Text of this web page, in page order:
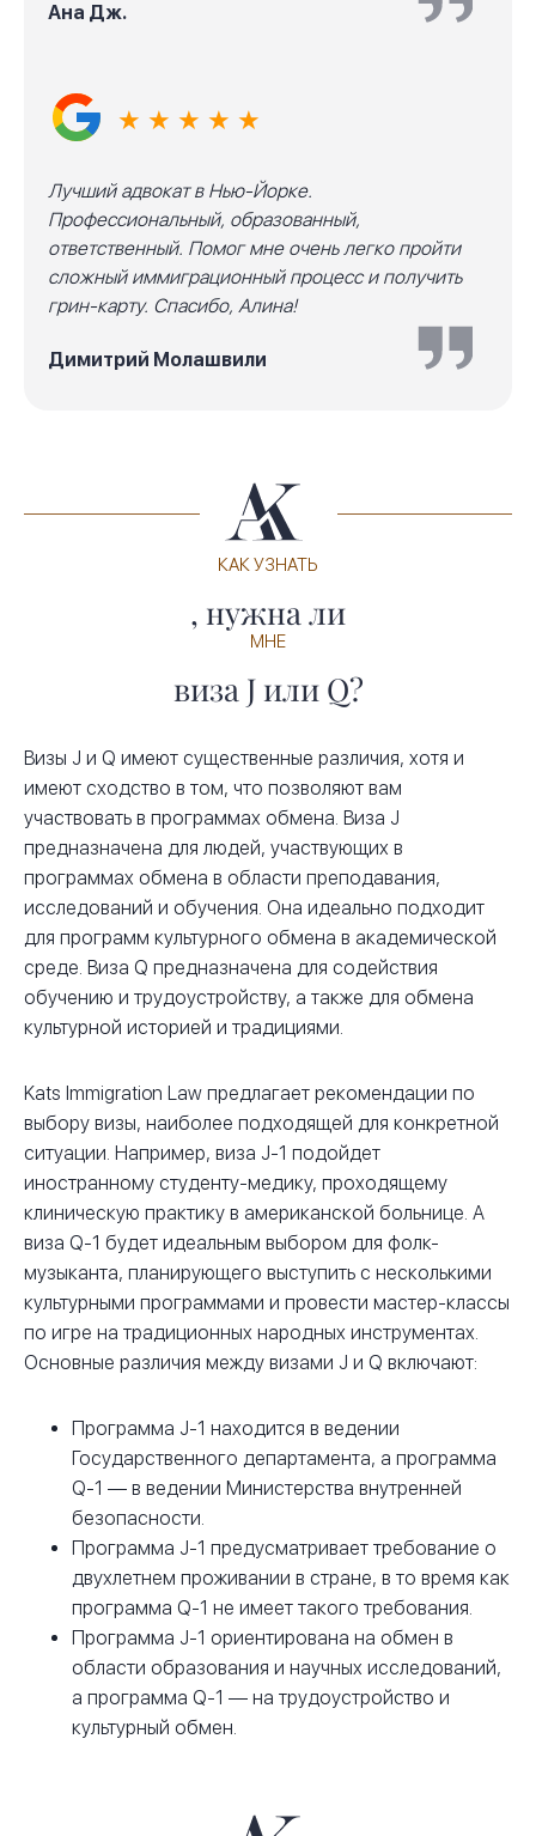
Ана Дж.
★ ★ ★ ★ ★
Лучший адвокат в Нью-Йорке.
Профессиональный, образованный,
ответственный. Помог мне очень легко пройти
сложный иммиграционный процесс и получить
грин-карту. Спасибо, Алина!
Димитрий Молашвили
КАК УЗНАТЬ
, нужна ли
МНЕ
виза J или Q?
Визы J и Q имеют существенные различия, хотя и
имеют сходство в том, что позволяют вам
участвовать в программах обмена. Виза J
предназначена для людей, участвующих в
программах обмена в области преподавания,
исследований и обучения. Она идеально подходит
для программ культурного обмена в академической
среде. Виза Q предназначена для содействия
обучению и трудоустройству, а также для обмена
культурной историей и традициями.
Kats Immigration Law предлагает рекомендации по
выбору визы, наиболее подходящей для конкретной
ситуации. Например, виза J-1 подойдет
иностранному студенту-медику, проходящему
клиническую практику в американской больнице. А
виза Q-1 будет идеальным выбором для фолк-
музыканта, планирующего выступить с несколькими
культурными программами и провести мастер-классы
по игре на традиционных народных инструментах.
Основные различия между визами J и Q включают:
Программа J-1 находится в ведении
Государственного департамента, а программа
Q-1 — в ведении Министерства внутренней
безопасности.
Программа J-1 предусматривает требование о
двухлетнем проживании в стране, в то время как
программа Q-1 не имеет такого требования.
Программа J-1 ориентирована на обмен в
области образования и научных исследований,
а программа Q-1 — на трудоустройство и
культурный обмен.